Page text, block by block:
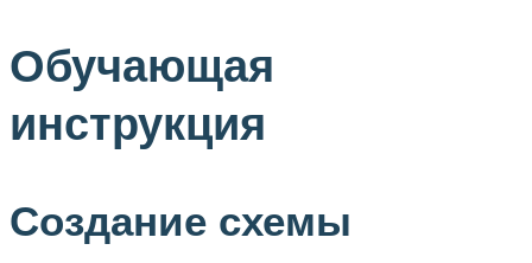
Обучающая
инструкция
Создание схемы